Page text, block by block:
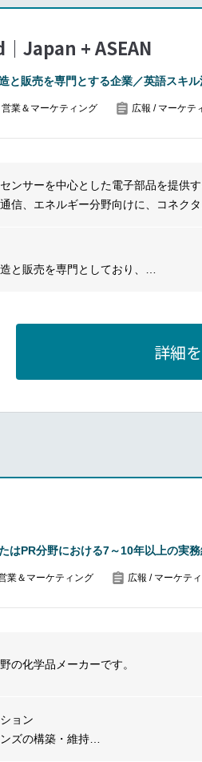
Japan + ASEAN
と販売を専門とする企業／英語スキル
営業＆マーケティング 広報 / マーケテ
ンサーを中心とした電子部品を提供
信、エネルギー分野向けに、コネク
と販売を専門としており、
ケーション担当は、組織内の一体感
communications team to drive
achievement of a business goal.
programs.
support, including
詳細
はPR分野における7～10年以上の実
業＆マーケティング 広報 / マーケテ
の化学品メーカーです。
ョン
ズの構築・維持